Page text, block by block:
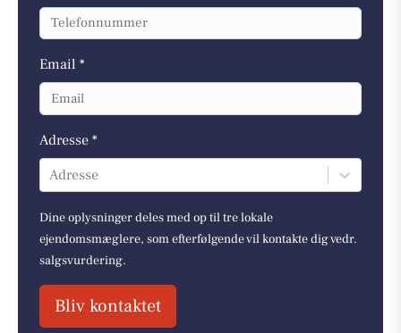
Email *
Adresse *
Adresse
Dine oplysninger deles med op til tre lokale
ejendomsmæglere, som efterfølgende vil kontakte dig vedr.
salgsvurdering.
Bliv kontaktet